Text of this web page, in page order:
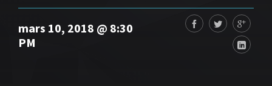
mars 10, 2018 @ 8:30
PM